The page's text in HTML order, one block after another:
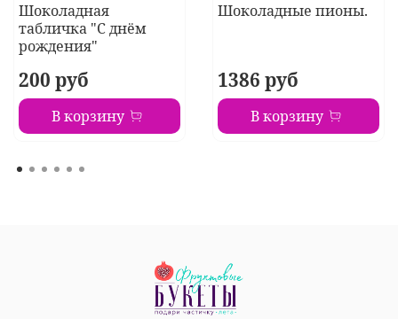
Шоколадная
табличка "С днём
рождения"
200 руб
В корзину
Шоколадные пионы.
1386 руб
В корзину